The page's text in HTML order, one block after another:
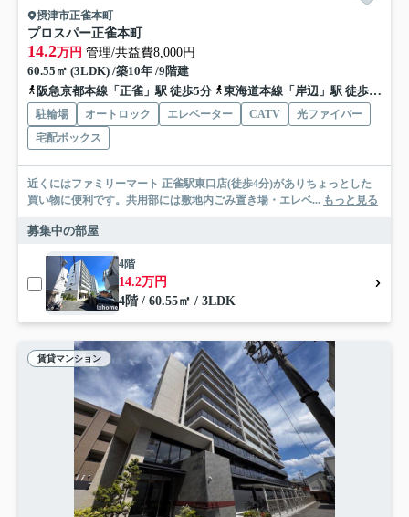
摂津市正雀本町
プロスパー正雀本町
14.2万円 管理/共益費8,000円
60.55㎡ (3LDK) /築10年 /9階建
阪急京都本線「正雀」駅 徒歩5分
東海道本線「岸辺」駅 徒歩12分
駐輪場 オートロック エレベーター CATV
光ファイバー
宅配ボックス
近くにはファミリーマート 正雀駅東口店(徒歩4分)がありちょっとした
買い物に便利です。共用部には敷地内ごみ置き場・エレベ... もっと見る
募集中の部屋
4階
14.2万円
4階 / 60.55㎡ / 3LDK
賃貸マンション